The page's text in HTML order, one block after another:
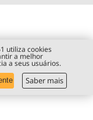
utiliza cookies
a melhor
a seus usuários.
Saber mais